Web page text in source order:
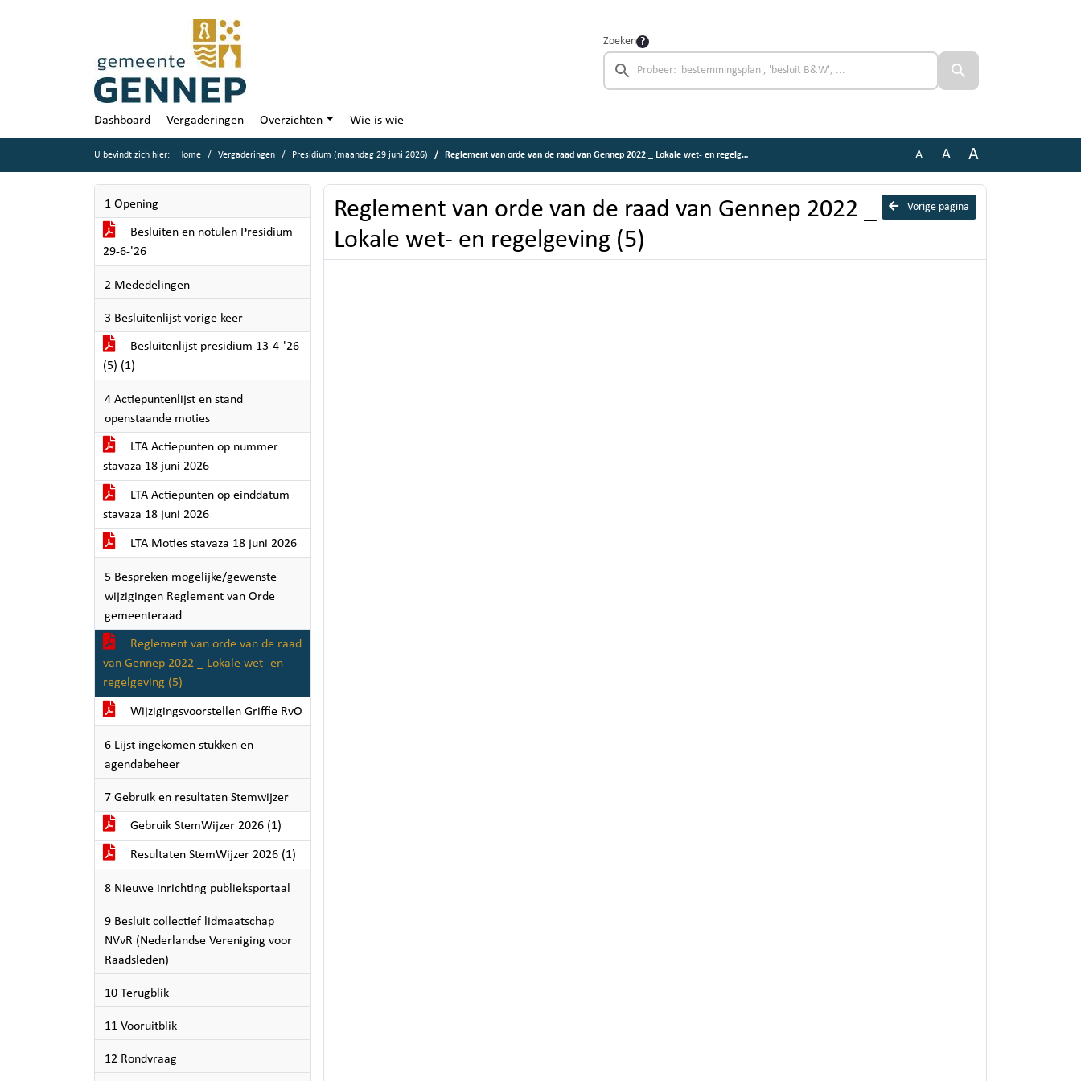
Zoeken
Dashboard Vergaderingen Overzichten Wie is wie
U bevindt zich hier: Home Vergaderingen Presidium (maandag 29 juni 2026) Reglement van orde van de raad van Gennep 2022 _ Lokale wet- en regelgeving (5) A A A
1 Opening
Besluiten en notulen Presidium
29-6-'26
2 Mededelingen
3 Besluitenlijst vorige keer
Besluitenlijst presidium 13-4-'26
(5) (1)
4 Actiepuntenlijst en stand
openstaande moties
LTA Actiepunten op nummer
stavaza 18 juni 2026
LTA Actiepunten op einddatum
stavaza 18 juni 2026
LTA Moties stavaza 18 juni 2026
5 Bespreken mogelijke/gewenste
wijzigingen Reglement van Orde
gemeenteraad
Reglement van orde van de raad
van Gennep 2022 _ Lokale wet- en
regelgeving (5)
Wijzigingsvoorstellen Griffie RvO
6 Lijst ingekomen stukken en
agendabeheer
7 Gebruik en resultaten Stemwijzer
Gebruik StemWijzer 2026 (1)
Resultaten StemWijzer 2026 (1)
8 Nieuwe inrichting publieksportaal
9 Besluit collectief lidmaatschap
NVvR (Nederlandse Vereniging voor
Raadsleden)
10 Terugblik
11 Vooruitblik
12 Rondvraag
Vorige pagina
Reglement van orde van de raad van Gennep 2022 _
Lokale wet- en regelgeving (5)